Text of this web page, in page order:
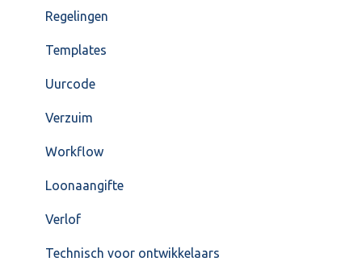
Regelingen
Templates
Uurcode
Verzuim
Workflow
Loonaangifte
Verlof
Technisch voor ontwikkelaars